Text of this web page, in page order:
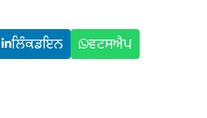
ਲਿੰਕਡਇਨ
ਵਟਸਐਪ